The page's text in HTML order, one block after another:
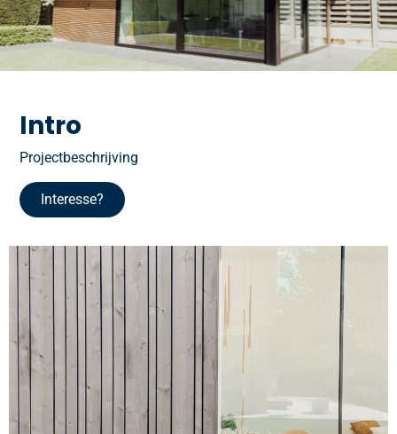
Intro
Projectbeschrijving
Interesse?